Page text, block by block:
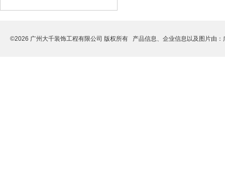
©2026 广州大千装饰工程有限公司 版权所有 产品信息、企业信息以及图片由